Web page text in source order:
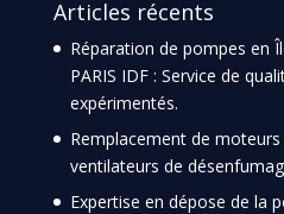
Articles récents
Réparation de pompes en
PARIS IDF : Service de
expérimentés.
Remplacement de
ventilateurs de
Expertise en dépose de la